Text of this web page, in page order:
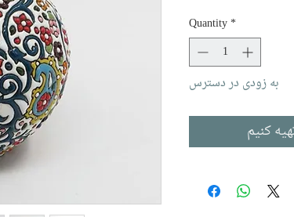
Quantity*
به زودی در دسترس
کنیم